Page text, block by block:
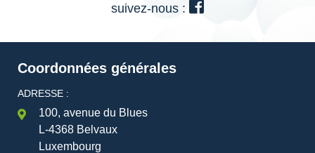
suivez-nous :
Coordonnées générales
ADRESSE :
100, avenue du Blues
L-4368 Belvaux
Luxembourg